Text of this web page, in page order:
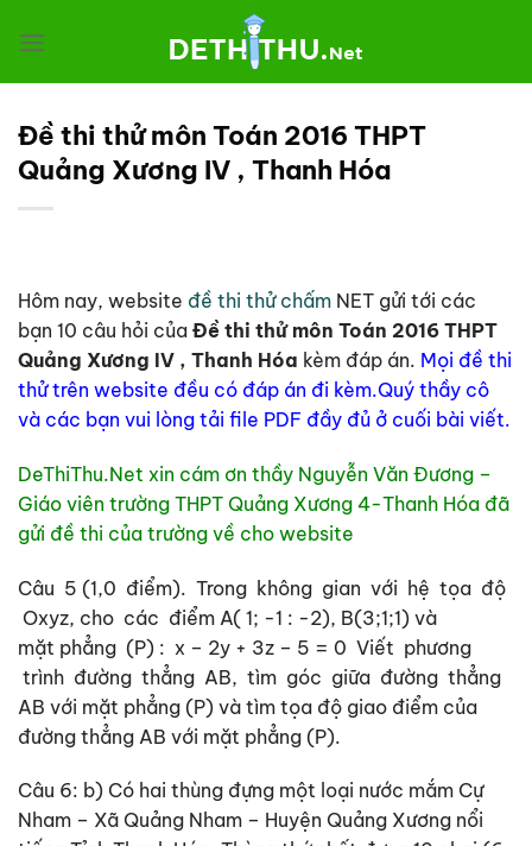
đến
Đề thi thử môn Toán 2016 THPT
Quảng Xương IV , Thanh Hóa
Hôm nay, website đề thi thử chấm NET gửi tới các
bạn 10 câu hỏi của Đề thi thử môn Toán 2016 THPT
Quảng Xương IV , Thanh Hóa kèm đáp án. Mọi đề thi
thử trên website đều có đáp án đi kèm.Quý thầy cô
và các bạn vui lòng tải file PDF đầy đủ ở cuối bài viết.
DeThiThu.Net xin cám ơn thầy Nguyễn Văn Đương –
Giáo viên trường THPT Quảng Xương 4-Thanh Hóa đã
gửi đề thi của trường về cho website
Câu 5 (1,0 điểm). Trong không gian với hệ tọa độ
Oxyz, cho các điểm A( 1; -1 : -2), B(3;1;1) và
mặt phẳng (P) : x – 2y + 3z – 5 = 0 Viết phương
trình đường thẳng AB, tìm góc giữa đường thẳng
AB với mặt phẳng (P) và tìm tọa độ giao điểm của
đường thẳng AB với mặt phẳng (P).
Câu 6: b) Có hai thùng đựng một loại nước mắm Cự
Nham – Xã Quảng Nham – Huyện Quảng Xương nổi